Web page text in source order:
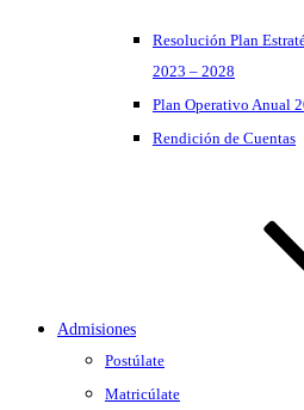
Resolución Plan
2023 – 2028
Plan Operativo Anual
Rendición de Cuentas
Admisiones
Postúlate
Matricúlate